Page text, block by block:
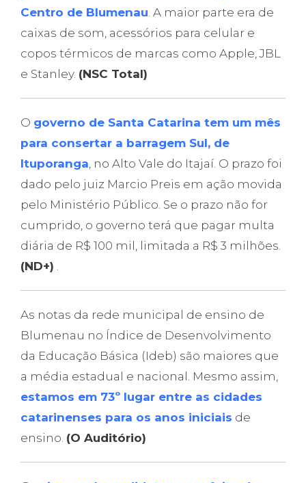
Centro de Blumenau. A maior parte era de
caixas de som, acessórios para celular e
copos térmicos de marcas como Apple, JBL
e Stanley. (NSC Total)
O governo de Santa Catarina tem um mês
para consertar a barragem Sul, de
Ituporanga, no Alto Vale do Itajaí. O prazo foi
dado pelo juiz Marcio Preis em ação movida
pelo Ministério Público. Se o prazo não for
cumprido, o governo terá que pagar multa
diária de R$ 100 mil, limitada a R$ 3 milhões.
(ND+) .
As notas da rede municipal de ensino de
Blumenau no Índice de Desenvolvimento
da Educação Básica (Ideb) são maiores que
a média estadual e nacional. Mesmo assim,
estamos em 73º lugar entre as cidades
catarinenses para os anos iniciais de
ensino. (O Auditório)